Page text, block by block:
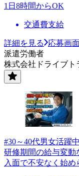
1日8時間からOK
交通費支給
詳細を見る
応募画
派遣労働者
株式会社ドライブト
#30～40代男女活躍
研修期間の給与変
入面で不安なく始め